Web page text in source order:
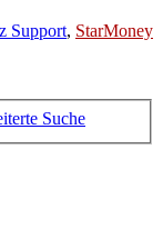
Support, StarMoney
Suche